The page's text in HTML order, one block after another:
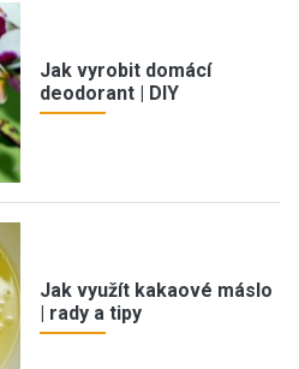
Jak vyrobit domácí
deodorant | DIY
Jak využít kakaové máslo
| rady a tipy